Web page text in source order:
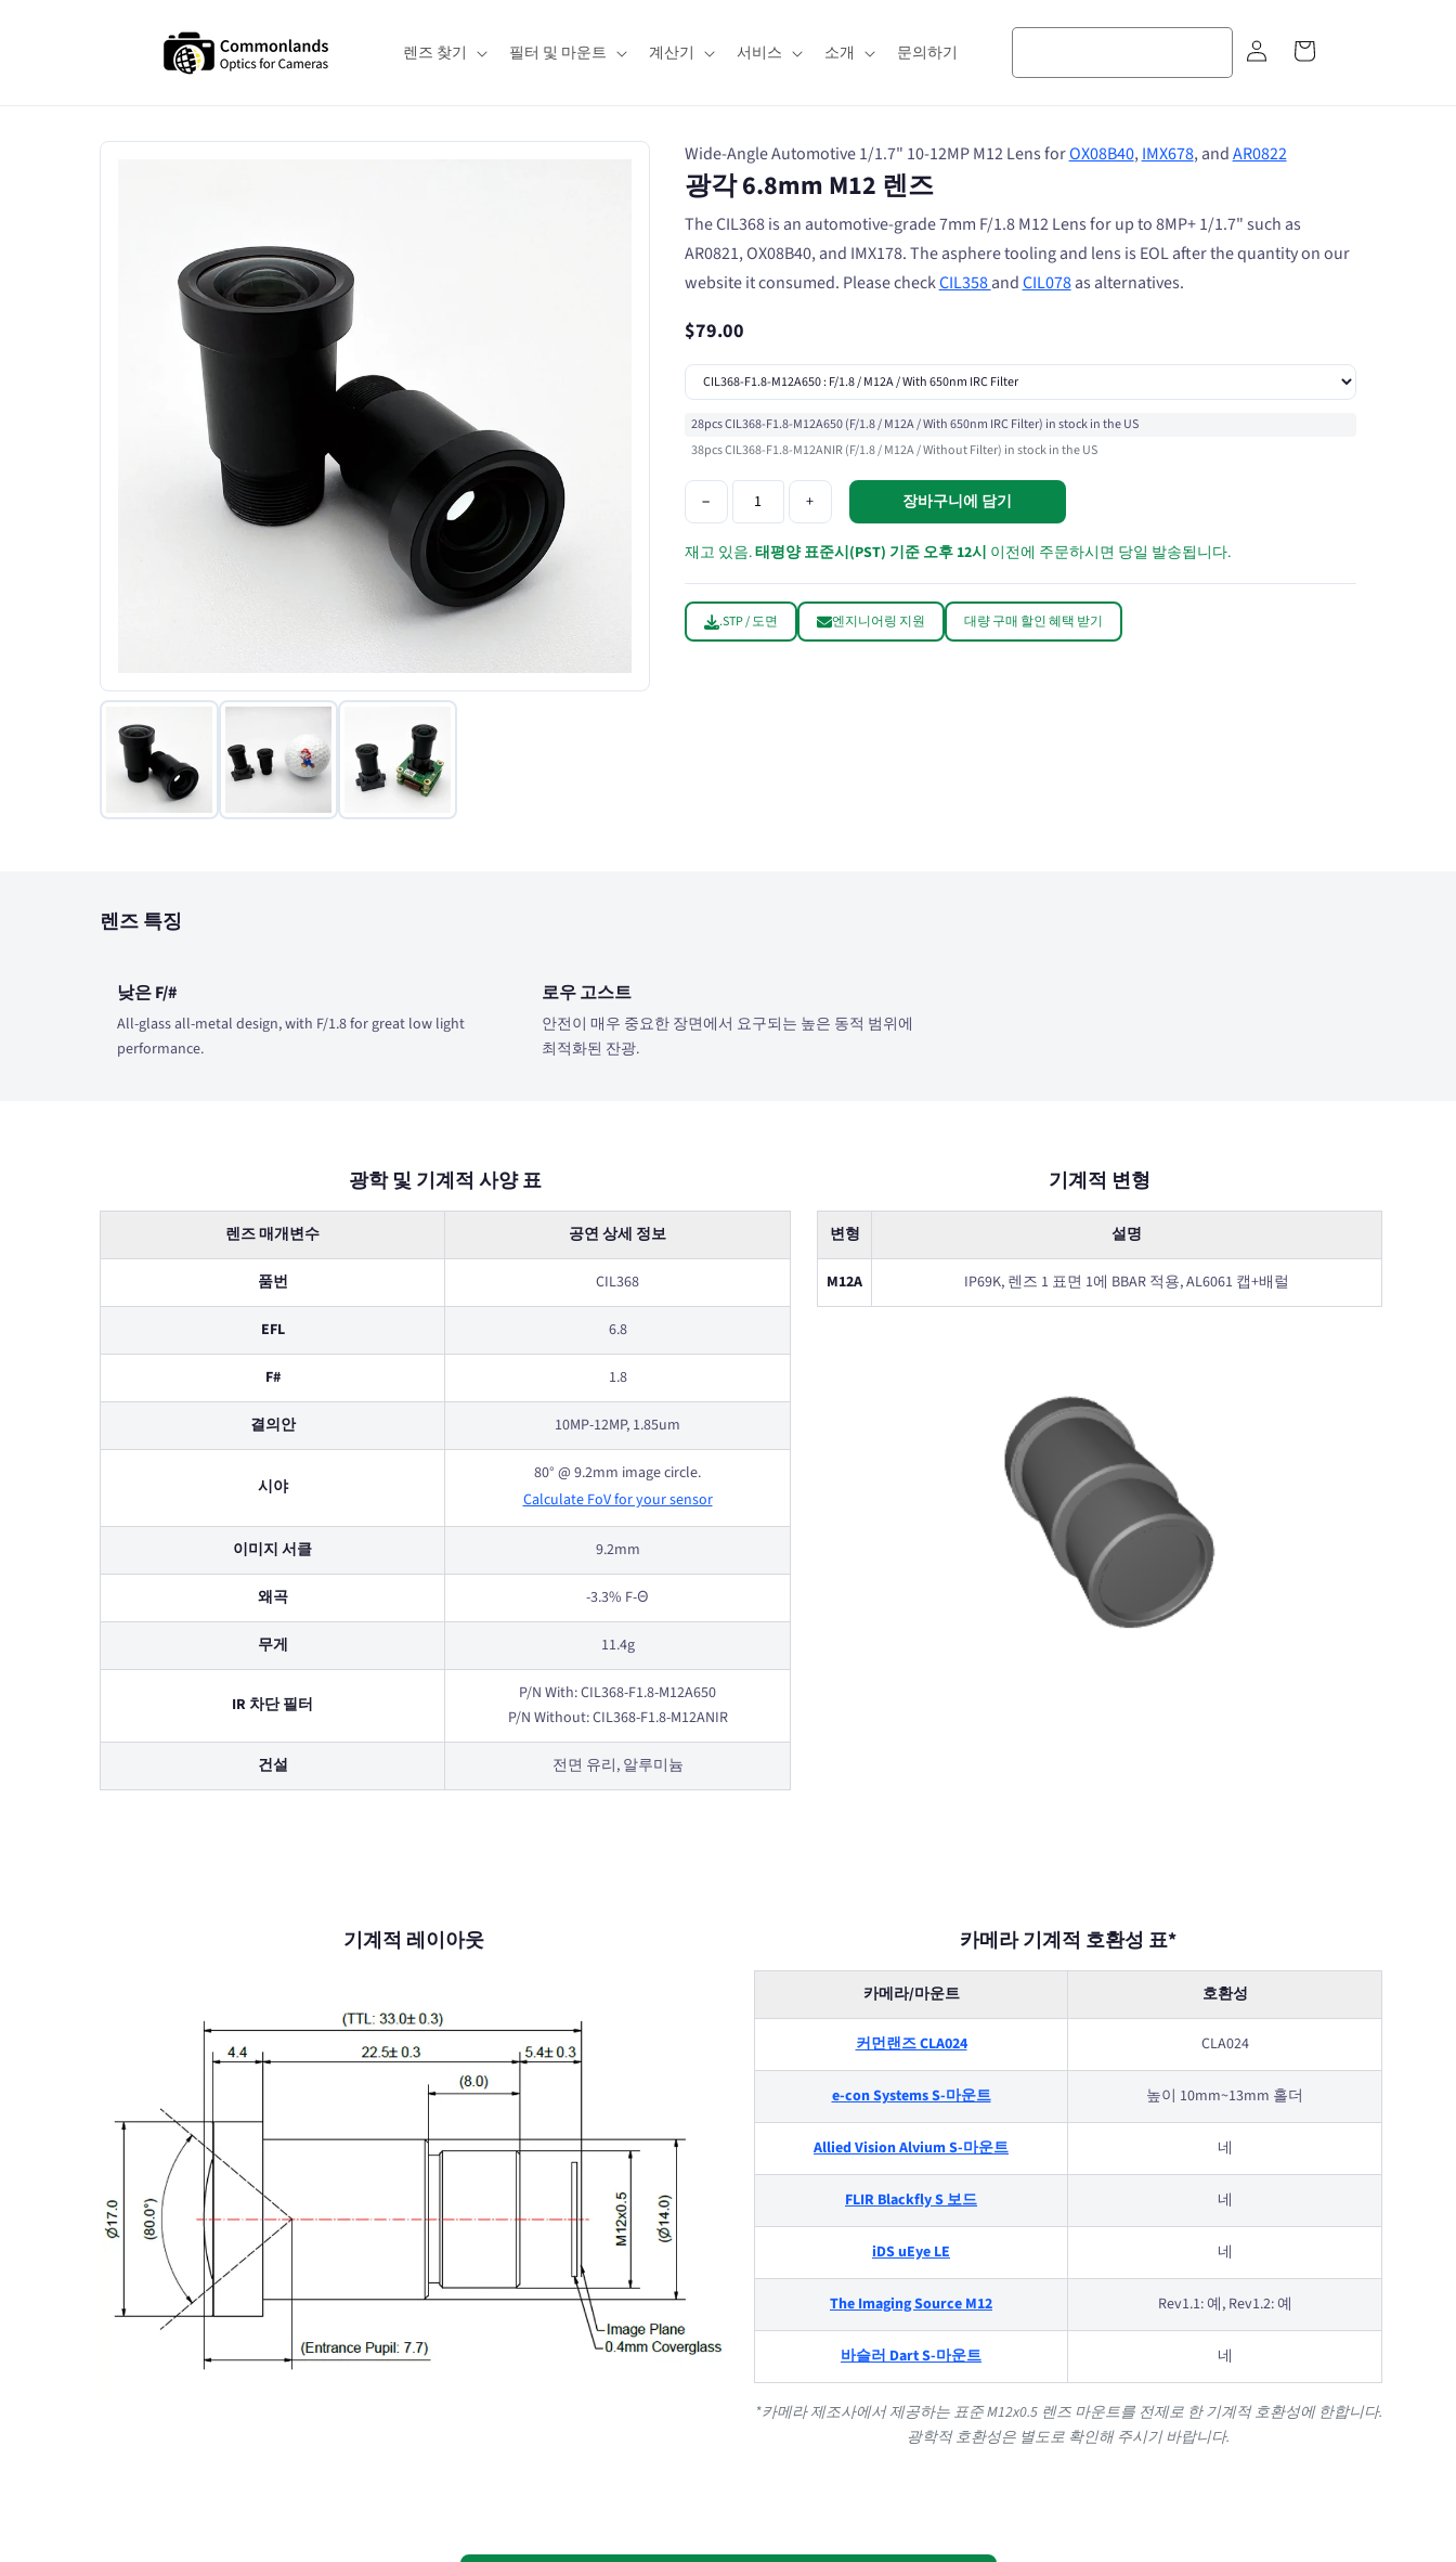
렌즈 찾기 필터 및 마운트 계산기 서비스 소개 문의하기
그
바
구
Wide-Angle Automotive 1/1.7" 10-12MP M12 Lens forOX08B40,IMX678, andAR0822
광각 6.8mm M12 렌즈
The CIL368 is an automotive-grade 7mm F/1.8 M12 Lens for up to 8MP+ 1/1.7" such as
AR0821, OX08B40, and IMX178. The asphere tooling and lens is EOL after the quantity on our
website it consumed. Please checkCIL358andCIL078as alternatives.
$79.00
28pcs CIL368-F1.8-M12A650 (F/1.8 / M12A / With 650nm IRC Filter) in stock in the US
38pcs CIL368-F1.8-M12ANIR (F/1.8 / M12A / Without Filter) in stock in the US
− + 장바구니에 담기
재고 있음.태평양 표준시(PST) 기준 오후 12시 이전에 주문하시면 당일 발송됩니다.
.STP / 도면 엔지니어링 지원 대량 구매 할인 혜택 받기
렌즈 특징
낮은 F/#
All-glass all-metal design, with F/1.8 for great low light
performance.
로우 고스트
안전이 매우 중요한 장면에서 요구되는 높은 동적 범위에
최적화된 잔광.
광학 및 기계적 사양 표
렌즈 매개변수 공연 상세 정보
품번 CIL368
EFL 6.8
F# 1.8
결의안 10MP-12MP, 1.85um
시야
80° @ 9.2mm image circle.
Calculate FoV for your sensor
이미지 서클 9.2mm
왜곡 -3.3% F-Θ
무게 11.4g
IR 차단 필터
P/N With: CIL368-F1.8-M12A650
P/N Without: CIL368-F1.8-M12ANIR
건설 전면 유리, 알루미늄
기계적 변형
변형 설명
M12A IP69K, 렌즈 1 표면 1에 BBAR 적용, AL6061 캡+배럴
기계적 레이아웃 카메라 기계적 호환성 표*
카메라/마운트 호환성
커먼랜즈 CLA024 CLA024
e-con Systems S-마운트 높이 10mm~13mm 홀더
Allied Vision Alvium S-마운트 네
FLIR Blackfly S 보드 네
iDS uEye LE 네
The Imaging Source M12 Rev1.1: 예, Rev1.2: 예
바슬러 Dart S-마운트 네
*카메라 제조사에서 제공하는 표준 M12x0.5 렌즈 마운트를 전제로 한 기계적 호환성에 한합니다.
광학적 호환성은 별도로 확인해 주시기 바랍니다.